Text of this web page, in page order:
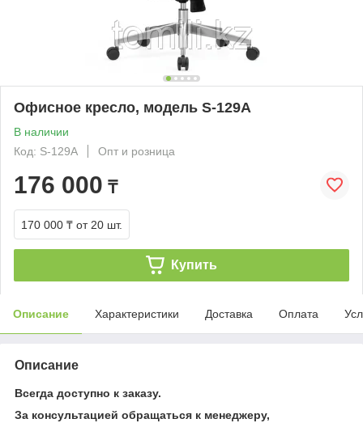
Офисное кресло, модель S-129A
В наличии
Код: S-129A
Опт и розница
176 000 ₸
170 000 ₸ от 20 шт.
Купить
Описание Характеристики Доставка Оплата
Описание
Всегда доступно к заказу.
За консультацией обращаться к менеджеру,